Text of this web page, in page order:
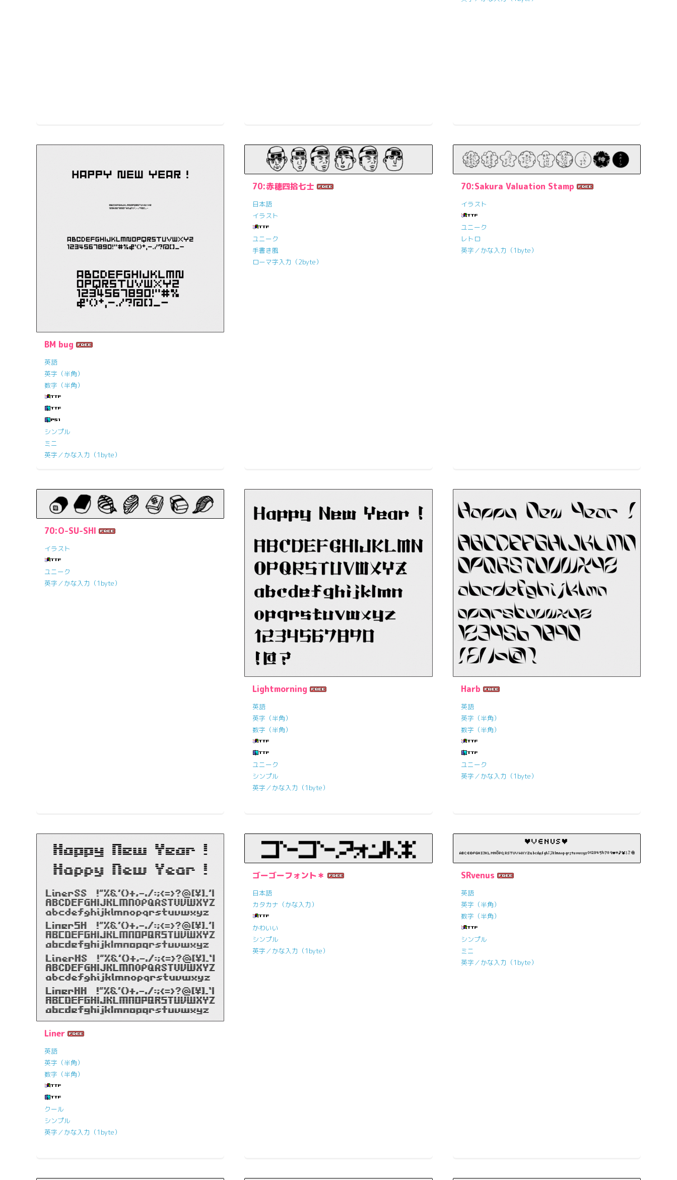
BM bug
英語
英字（半角）
数字（半角）
シンプル
ミニ
英字／かな入力（1byte）
70:赤穂四拾七士
日本語
イラスト
ユニーク
手書き風
ローマ字入力（2byte）
70:Sakura Valuation Stamp
イラスト
ユニーク
レトロ
英字／かな入力（1byte）
70:O-SU-SHI
イラスト
ユニーク
英字／かな入力（1byte）
Lightmorning
英語
英字（半角）
数字（半角）
ユニーク
シンプル
英字／かな入力（1byte）
Harb
英語
英字（半角）
数字（半角）
ユニーク
英字／かな入力（1byte）
Liner
英語
英字（半角）
数字（半角）
クール
シンプル
英字／かな入力（1byte）
ゴーゴーフォント＊
日本語
カタカナ（かな入力）
かわいい
シンプル
英字／かな入力（1byte）
SRvenus
英語
英字（半角）
数字（半角）
シンプル
ミニ
英字／かな入力（1byte）